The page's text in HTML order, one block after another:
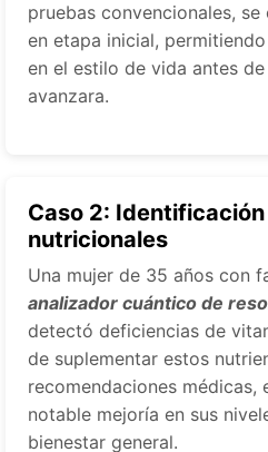
pruebas convencionales,
en etapa inicial,
en el estilo de vida antes
avanzara.
Caso 2:
nutricionales
Una mujer de 35 años con
analizador cuántico de
detectó deficiencias de
de suplementar estos
recomendaciones médicas,
notable mejoría en sus
bienestar general.